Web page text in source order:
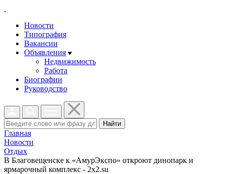
Новости
Типография
Вакансии
Объявления
Недвижимость
Работа
Биографии
Руководство
Найти
Главная
Новости
Отдых
В Благовещенске к «АмурЭкспо» откроют динопарк и
ярмарочный комплекс - 2x2.su